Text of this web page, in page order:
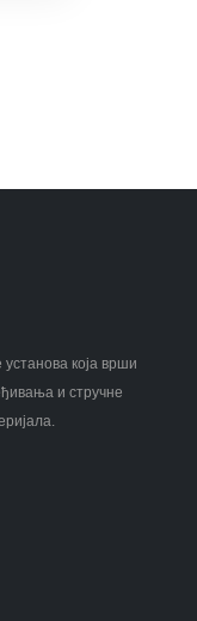
установа која врши
и стручне